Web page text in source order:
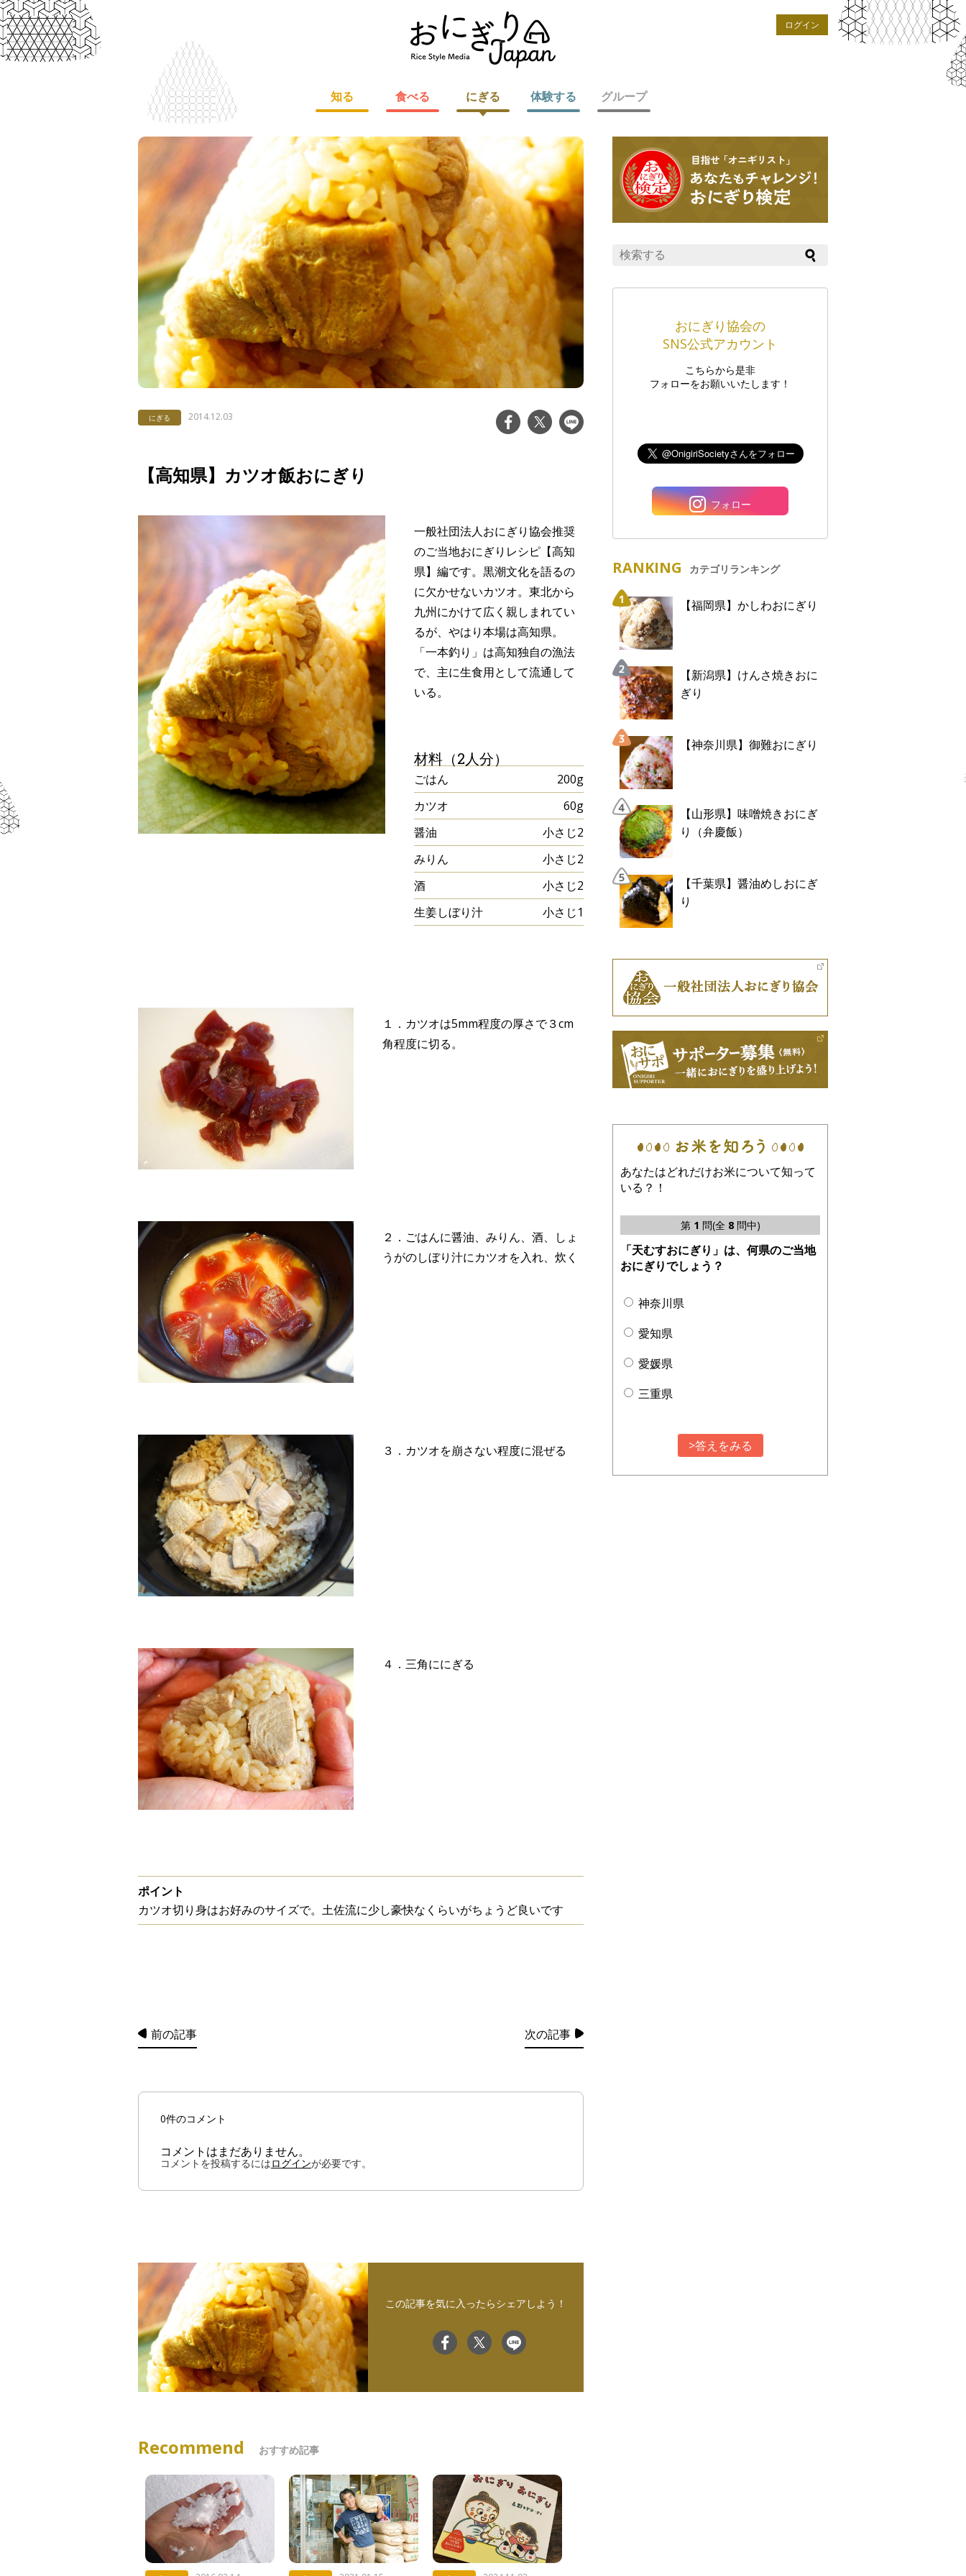
ログイン
知る 食べる にぎる 体験する グループ
にぎる 2014.12.03
【高知県】カツオ飯おにぎり
一般社団法人おにぎり協会推奨
のご当地おにぎりレシピ【高知
県】編です。黒潮文化を語るの
に欠かせないカツオ。東北から
九州にかけて広く親しまれてい
るが、やはり本場は高知県。
「一本釣り」は高知独自の漁法
で、主に生食用として流通して
いる。
材料（2人分）
ごはん
200g
カツオ
60g
醤油
小さじ2
みりん
小さじ2
酒
小さじ2
生姜しぼり汁
小さじ1
１．カツオは5mm程度の厚さで３cm
角程度に切る。
２．ごはんに醤油、みりん、酒、しょ
うがのしぼり汁にカツオを入れ、炊く
３．カツオを崩さない程度に混ぜる
４．三角ににぎる
ポイント
カツオ切り身はお好みのサイズで。土佐流に少し豪快なくらいがちょうど良いです
前の記事 次の記事
0件のコメント
コメントはまだありません。
コメントを投稿するにはログインが必要です。
この記事を気に入ったらシェアしよう！
Recommend おすすめ記事
おにぎり協会の
SNS公式アカウント
こちらから是非
フォローをお願いいたします！
フォロー
RANKING カテゴリランキング
【福岡県】かしわおにぎり
【新潟県】けんさ焼きおに
ぎり
【神奈川県】御難おにぎり
【山形県】味噌焼きおにぎ
り（弁慶飯）
【千葉県】醤油めしおにぎ
り
あなたはどれだけお米について知って
いる？！
第 1 問(全 8問中)
「天むすおにぎり」は、何県のご当地
おにぎりでしょう？
神奈川県
愛知県
愛媛県
三重県
>答えをみる